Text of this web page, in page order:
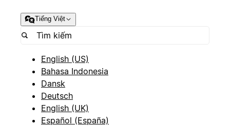
Tiếng Việt
English (US)
Bahasa Indonesia
Dansk
Deutsch
English (UK)
Español (España)